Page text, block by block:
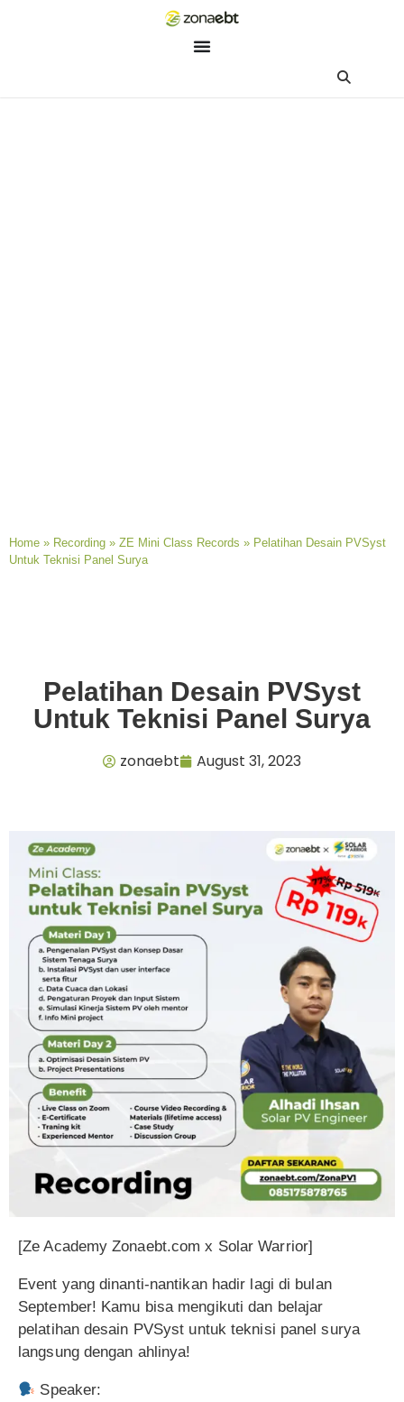
Home » Recording » ZE Mini Class Records » Pelatihan Desain PVSyst
Untuk Teknisi Panel Surya
Pelatihan Desain PVSyst
Untuk Teknisi Panel Surya
zonaebt August 31, 2023
[Ze Academy Zonaebt.com x Solar Warrior]
Event yang dinanti-nantikan hadir lagi di bulan
September! Kamu bisa mengikuti dan belajar
pelatihan desain PVSyst untuk teknisi panel surya
langsung dengan ahlinya!
Speaker: